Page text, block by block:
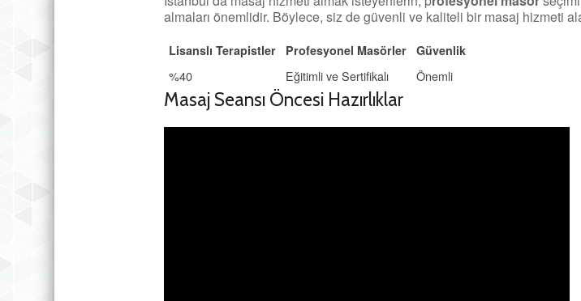
almaları önemlidir. Böylece, siz de güvenli ve kaliteli bir masaj hizmeti
Lisanslı Terapistler Profesyonel Masörler Güvenlik
%40 Eğitimli ve Sertifikalı Önemli
Masaj Seansı Öncesi Hazırlıklar